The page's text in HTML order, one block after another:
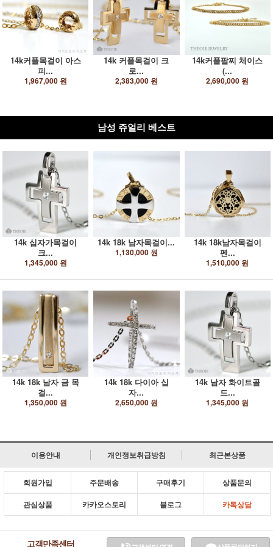
14k커플목걸이 아스
피...
1,967,000 원
14k 커플목걸이 크
로...
2,383,000 원
14k커플팔찌 체이스
(...
2,690,000 원
남성 쥬얼리 베스트
14k 십자가목걸이
크...
1,345,000 원
14k 18k 남자목걸이...
1,130,000 원
14k 18k남자목걸이
펜...
1,510,000 원
14k 18k 남자 금 목
걸...
1,350,000 원
14k 18k 다이아 십
자...
2,650,000 원
14k 남자 화이트골
드...
1,345,000 원
이용안내 개인정보취급방침 최근본상품
회원가입 주문배송 구매후기
상품문의
관심상품
카카오스토리 블로그 카톡상담
고객만족센터